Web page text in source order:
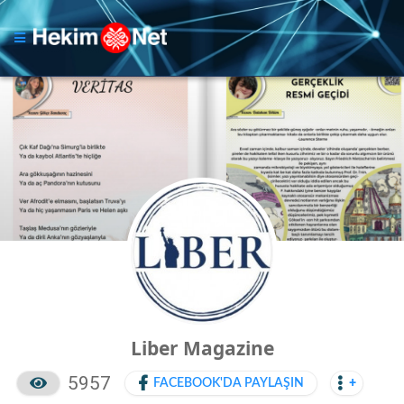
Liber Magazine
5957 FACEBOOK'DA PAYLAŞIN +